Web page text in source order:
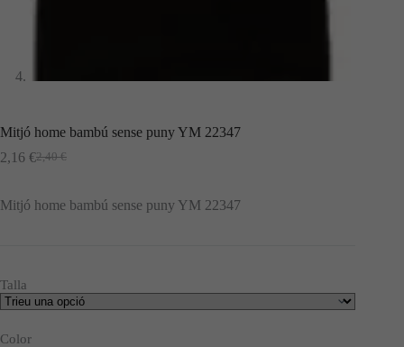
Mitjó home bambú sense puny YM 22347
2,40€
El
era:
2,16 €El
és:
Mitjó home bambú sense puny YM 22347
Talla
Color